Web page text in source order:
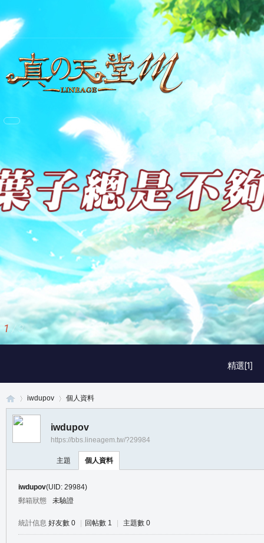
精選[1]
1 / 3
iwdupov 個人資料
iwdupov
https://bbs.lineagem.tw/?29984
主題 個人資料
iwdupov(UID: 29984)
郵箱狀態
未驗證
統計信息 好友數 0 回帖數 1 主題數 0